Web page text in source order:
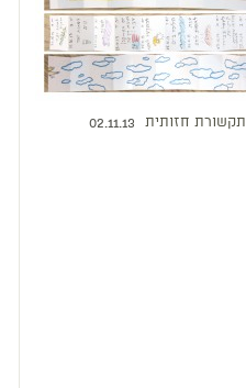
תקשורת חזותית 02.11.13